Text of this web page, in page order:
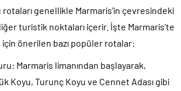
genellikle Marmaris’in çevresindeki
turistik noktaları içerir. İşte Marmaris’te
önerilen bazı popüler rotalar:
Marmaris limanından başlayarak,
Koyu, Turunç Koyu ve Cennet Adası gibi